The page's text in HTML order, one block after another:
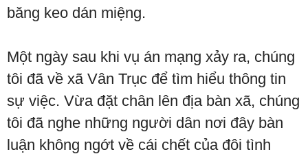
băng keo dán miệng.
Một ngày sau khi vụ án mạng xảy ra, chúng
tôi đã về xã Vân Trục để tìm hiểu thông tin
sự việc. Vừa đặt chân lên địa bàn xã, chúng
tôi đã nghe những người dân nơi đây bàn
luận không ngớt về cái chết của đôi tình